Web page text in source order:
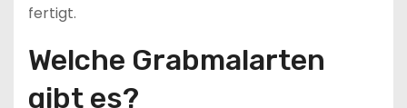
fertigt.
Welche Grabmalarten
gibt es?